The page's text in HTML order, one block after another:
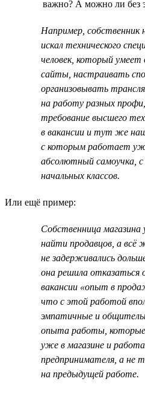
важно? А можно ли без
Например, собственник
искал технического
человек, который
сайты, настраивать
организовывать
на работу разных
требование высшего
в вакансии и тут же
с которым работает
абсолютный самоучка,
начальных классов.
Или ещё пример:
Собственница магазина
найти продавцов, а всё
не задерживались
она решила отказаться
вакансии «опыт в
что с этой работой
эмпатичные и
опыта работы,
уже в магазине и
предпринимателя, а не
на предыдущей работе.